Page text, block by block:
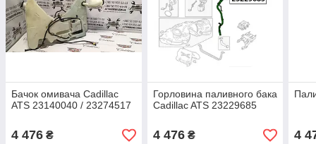
Бачок омивача Cadillac
ATS 23140040 / 23274517
4 476 ₴
Горловина паливного бака
Cadillac ATS 23229685
4 476₴ 4